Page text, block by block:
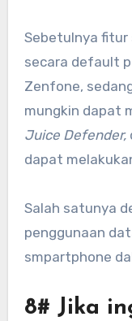
Sebetulnya fitur
secara default
Zenfone,
mungkin dapat
Juice Defender,
dapat
Salah satunya
penggunaan
smpartphone
8# Jika